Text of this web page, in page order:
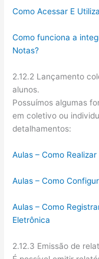
Como Acessar E
Como funciona a
Notas?
2.12.2 Lançamento
alunos.
Possuímos algumas
em coletivo ou
detalhamentos:
Aulas – Como
Aulas – Como
Aulas – Como
Eletrônica
2.12.3 Emissão de